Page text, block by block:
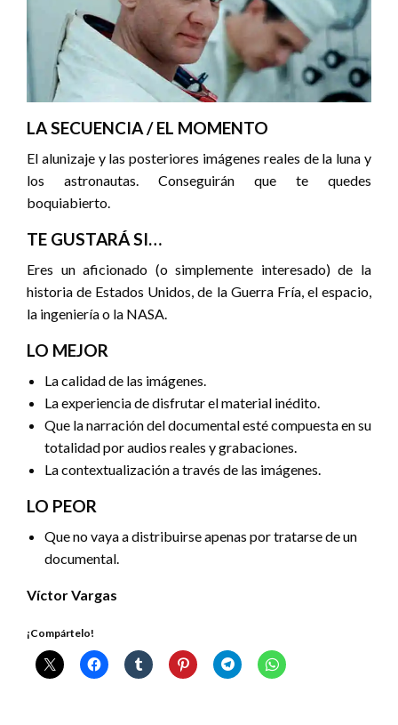
LA SECUENCIA / EL MOMENTO
El alunizaje y las posteriores imágenes reales de la luna y
los astronautas. Conseguirán que te quedes
boquiabierto.
TE GUSTARÁ SI…
Eres un aficionado (o simplemente interesado) de la
historia de Estados Unidos, de la Guerra Fría, el espacio,
la ingeniería o la NASA.
LO MEJOR
La calidad de las imágenes.
La experiencia de disfrutar el material inédito.
Que la narración del documental esté compuesta en su
totalidad por audios reales y grabaciones.
La contextualización a través de las imágenes.
LO PEOR
Que no vaya a distribuirse apenas por tratarse de un
documental.
Víctor Vargas
¡Compártelo!